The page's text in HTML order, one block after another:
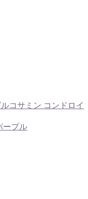
コサミン コンドロイ
ープル